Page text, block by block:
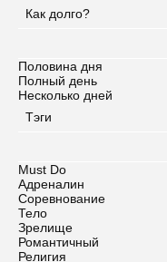
Как долго?
Половина дня
Полный день
Несколько дней
Тэги
Must Do
Адреналин
Соревнование
Тело
Зрелище
Романтичный
Религия